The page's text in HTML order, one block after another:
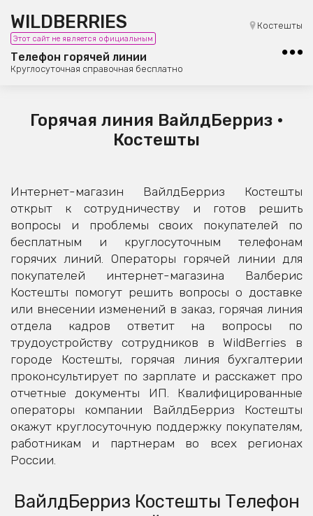
WILDBERRIES
Этот сайт не является официальным
Телефон горячей линии
Круглосуточная справочная бесплатно
Костешты
8 (800) 101-42-23
Бесплатная юридическая консультация
Горячая линия ВайлдБерриз •
Костешты
Интернет-магазин ВайлдБерриз Костешты
открыт к сотрудничеству и готов решить
вопросы и проблемы своих покупателей по
бесплатным и круглосуточным телефонам
горячих линий. Операторы горячей линии для
покупателей интернет-магазина Валберис
Костешты помогут решить вопросы о доставке
или внесении изменений в заказ, горячая линия
отдела кадров ответит на вопросы по
трудоустройству сотрудников в WildBerries в
городе Костешты, горячая линия бухгалтерии
проконсультирует по зарплате и расскажет про
отчетные документы ИП. Квалифицированные
операторы компании ВайлдБерриз Костешты
окажут круглосуточную поддержку покупателям,
работникам и партнерам во всех регионах
России.
ВайлдБерриз Костешты Телефон